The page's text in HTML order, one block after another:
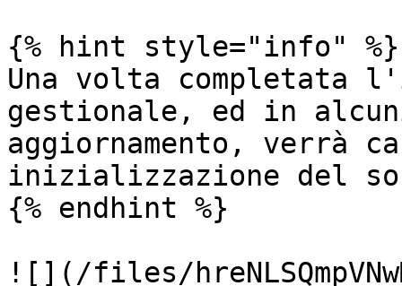
{% hint style="info" %}
Una volta completata
gestionale, ed in
aggiornamento, verrà
inizializzazione del
{% endhint %}
![](/files/